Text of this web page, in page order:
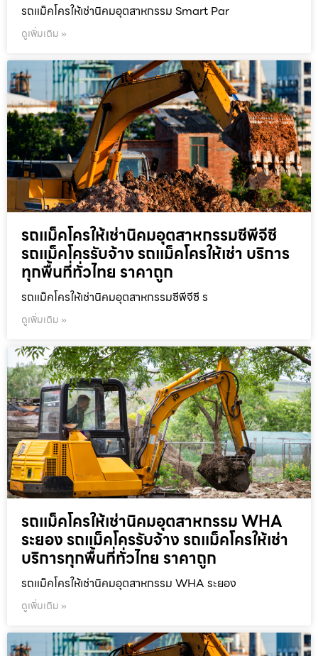
รถแม็คโครให้เช่านิคมอุตสาหกรรม Smart Par
ดูเพิ่มเติม »
รถแม็คโครให้เช่านิคมอุตสาหกรรมซีพีจีซี
รถแม็คโครรับจ้าง รถแม็คโครให้เช่า บริการ
ทุกพื้นที่ทั่วไทย ราคาถูก
รถแม็คโครให้เช่านิคมอุตสาหกรรมซีพีจีซี ร
ดูเพิ่มเติม »
รถแม็คโครให้เช่านิคมอุตสาหกรรม WHA
ระยอง รถแม็คโครรับจ้าง รถแม็คโครให้เช่า
บริการทุกพื้นที่ทั่วไทย ราคาถูก
รถแม็คโครให้เช่านิคมอุตสาหกรรม WHA ระยอง
ดูเพิ่มเติม »